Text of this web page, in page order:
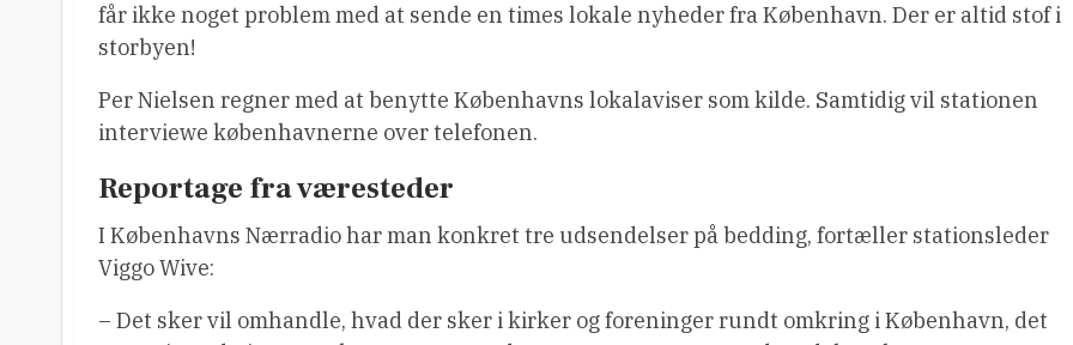
får ikke noget problem med at sende en times lokale nyheder fra København. Der er altid stof i
storbyen!
Per Nielsen regner med at benytte Københavns lokalaviser som kilde. Samtidig vil stationen
interviewe københavnerne over telefonen.
Reportage fra væresteder
I Københavns Nærradio har man konkret tre udsendelser på bedding, fortæller stationsleder
Viggo Wive:
– Det sker vil omhandle, hvad der sker i kirker og foreninger rundt omkring i København, det